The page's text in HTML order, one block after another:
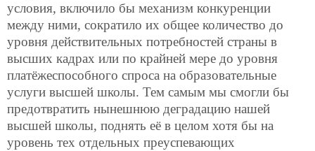
условия, включило бы механизм конкуренции
между ними, сократило их общее количество до
уровня действительных потребностей страны в
высших кадрах или по крайней мере до уровня
платёжеспособного спроса на образовательные
услуги высшей школы. Тем самым мы смогли бы
предотвратить нынешнюю деградацию нашей
высшей школы, поднять её в целом хотя бы на
уровень тех отдельных преуспевающих